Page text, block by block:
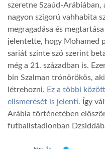
LINKTR.EE
GLOBOZSARU
DOBRAVERO.HU
LATIMO.HU
szeretne Szaúd-Arábiában,
nagyon szigorú vahhabita
megragadása és
jelentette, hogy Mohamed
sariát szinte szó szerint
még a 21. században is.
bin Szalman trónörökös,
létrehozni. Ez a többi
elismerését is jelenti. Így
Arábia történetében
futballstadionban